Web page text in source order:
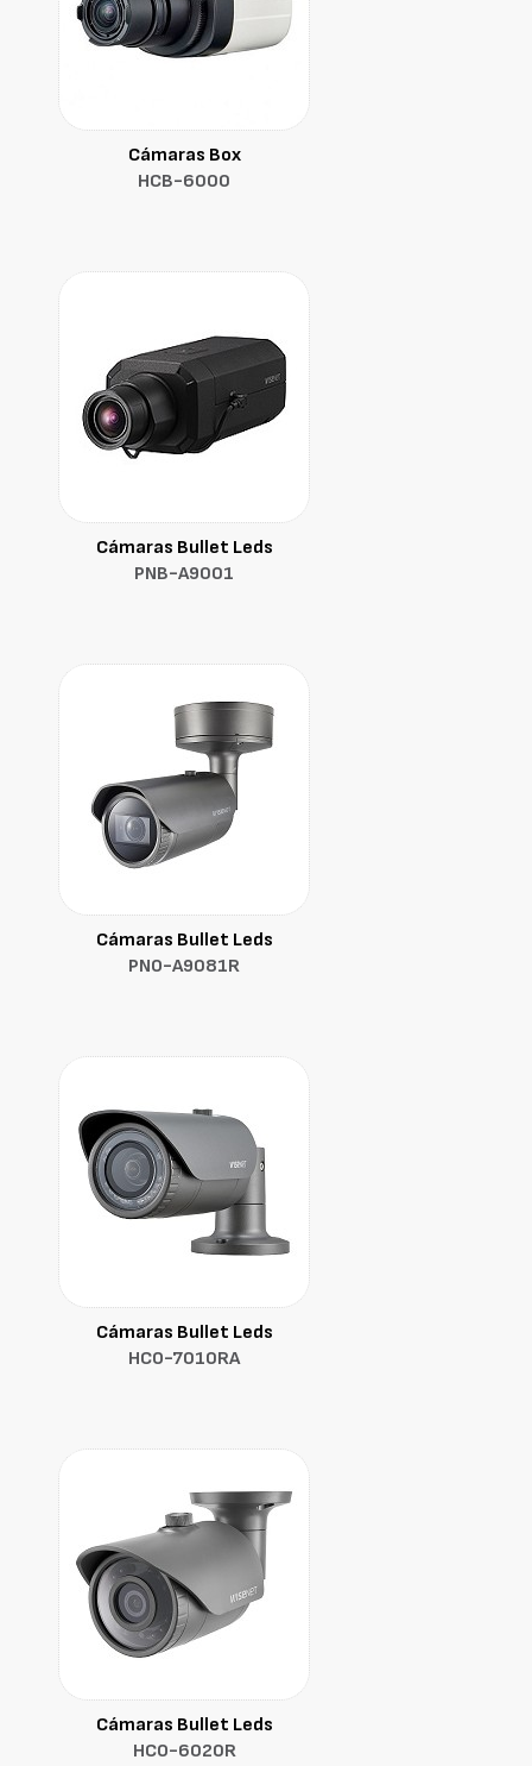
Cámaras Box
HCB-6000
Cámaras Bullet Leds
PNB-A9001
Cámaras Bullet Leds
PNO-A9081R
Cámaras Bullet Leds
HCO-7010RA
Cámaras Bullet Leds
HCO-6020R